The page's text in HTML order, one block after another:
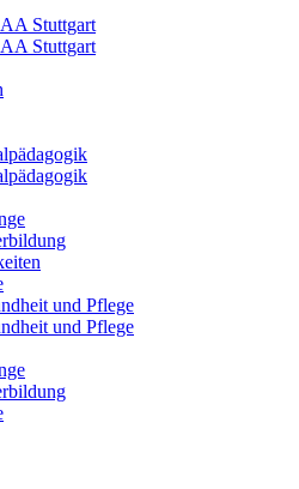
Stuttgart
Stuttgart
und Pflege
und Pflege